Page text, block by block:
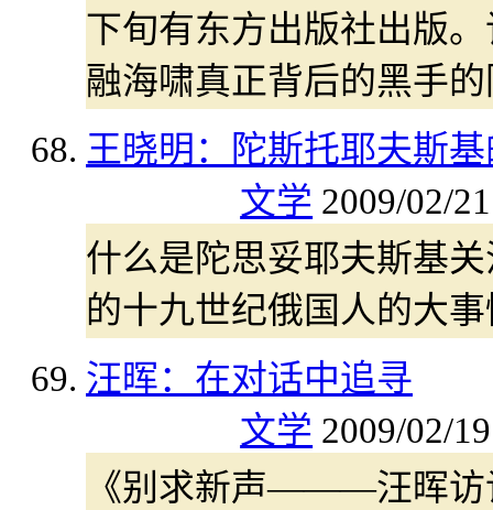
下旬有东方出版社出版
融海啸真正背后的黑手
王晓明：陀斯托耶夫斯
文学 2009/02/
什么是陀思妥耶夫斯基
的十九世纪俄国人的大
汪晖：在对话中追寻
文学 2009/02/
《别求新声———汪晖访